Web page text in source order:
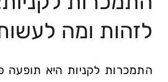
לזהות ומה
התמכרות לקניות היא תופעה